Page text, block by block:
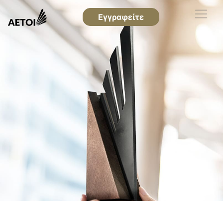
Εγγραφείτε